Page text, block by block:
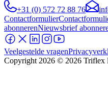
+31 (0) 572 72 88 76
Contactformulier
abonnerenNieuwsbrief
Veelgestelde vragen
Copyright2026 © 2026 Triflex